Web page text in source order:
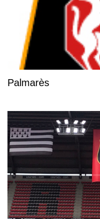
Palmarès